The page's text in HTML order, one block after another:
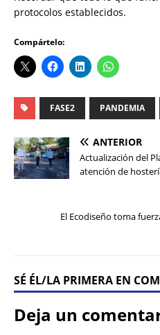
protocolos establecidos.
Compártelo:
FASE2 PANDEMIA
ANTERIOR
Actualización del
atención de
El Ecodiseño toma
SÉ ÉL/LA PRIMERA EN
Deja un